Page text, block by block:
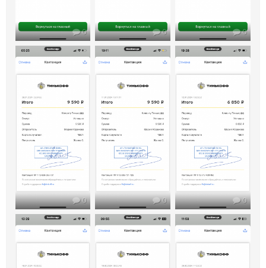
0 0 0
0 0 0